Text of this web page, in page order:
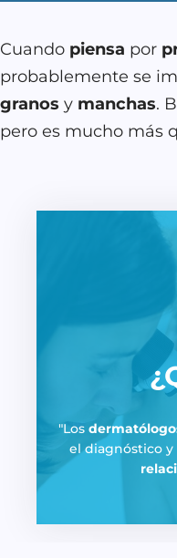
Cuando piensa por
probablemente se
granos y manchas.
pero es mucho más
Los
el diagnóstico